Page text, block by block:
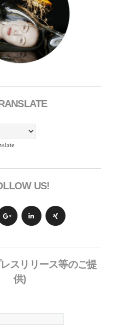
US!
スリリース等のご提
供)